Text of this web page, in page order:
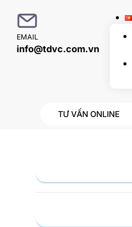
EMAIL
info@tdvc.com.vn
TƯ VẤN ONLINE